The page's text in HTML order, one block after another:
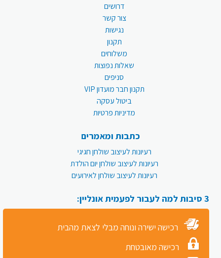
דרושים
צור קשר
נגישות
תקנון
משלוחים
שאלות נפוצות
סניפים
תקנון חבר מועדון VIP
ביטול עסקה
מדיניות פרטיות
כתבות ומאמרים
רעיונות לעיצוב שולחן חגיגי
רעיונות לעיצוב שולחן יום הולדת
רעיונות לעיצוב שולחן לאירועים
3 סיבות למה לעבור לפעמית אונליין:
רכישה ישירה ונוחה מבלי לצאת מהבית
רכישה מאובטחת